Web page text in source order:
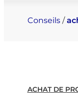
Conseils/
ACHAT DE